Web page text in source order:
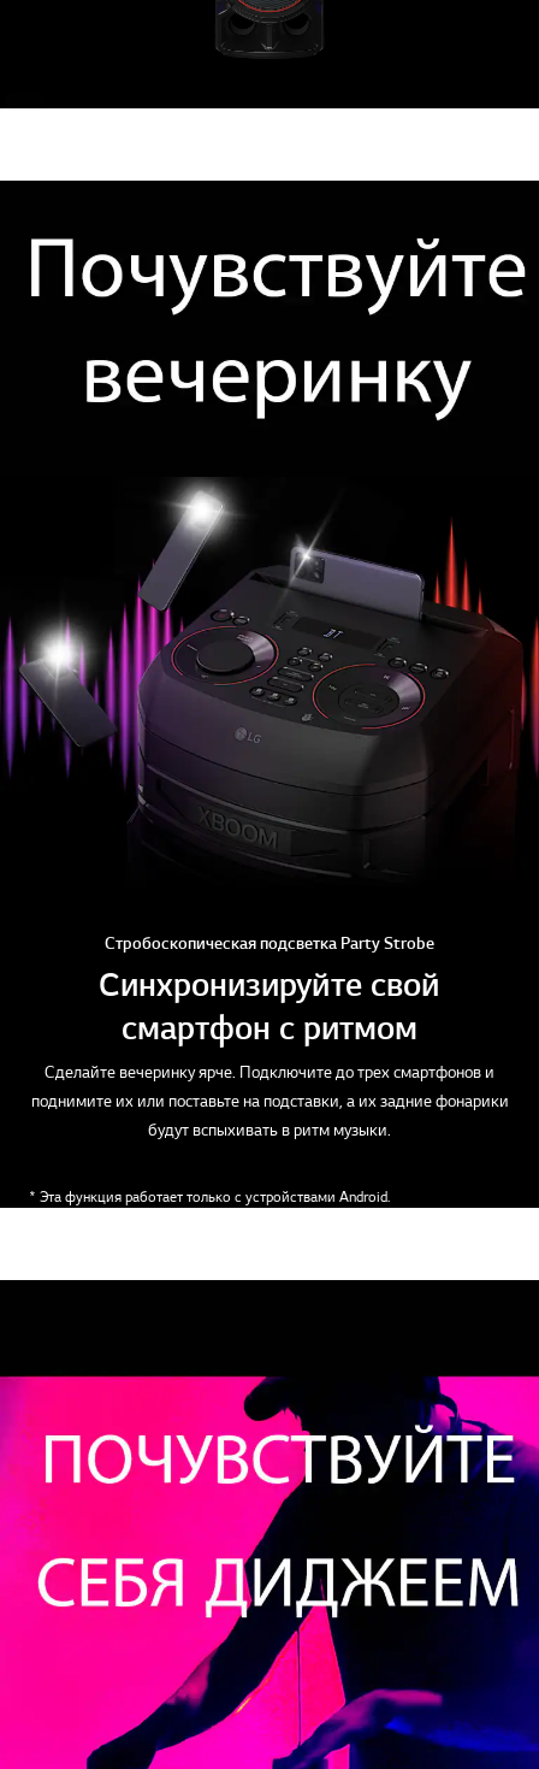
Стробоскопическая подсветка Party Strobe
Синхронизируйте свой
смартфон с ритмом
Сделайте вечеринку ярче. Подключите до трех смартфонов и
поднимите их или поставьте на подставки, а их задние фонарики
будут вспыхивать в ритм музыки.
* Эта функция работает только с устройствами Android.